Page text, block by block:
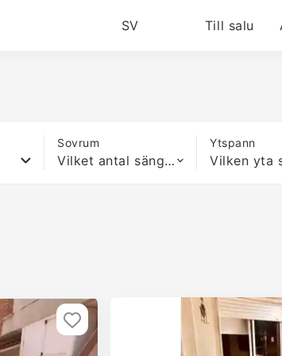
SV Till salu
Sovrum
Vilket antal sängar som helst
Ytspann